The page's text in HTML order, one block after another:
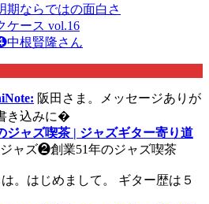
ならではの面白さ
ケース vol.16
中根賢隆さん
阪田さま。メッセージありが
き込みに�
ャズ喫茶 | ジャズギター寄り道
ャズ❷創業51年のジャズ喫茶
。はじめまして。 ギター歴は５